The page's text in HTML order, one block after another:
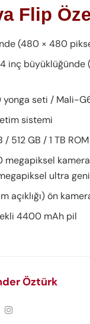
Flip
(480 × 480
inç büyüklüğünde
seti / Mali-
sistemi
/ 512 GB / 1 TB ROM
ultra
açıklığı) ön
4400 mAh pil
Öztürk